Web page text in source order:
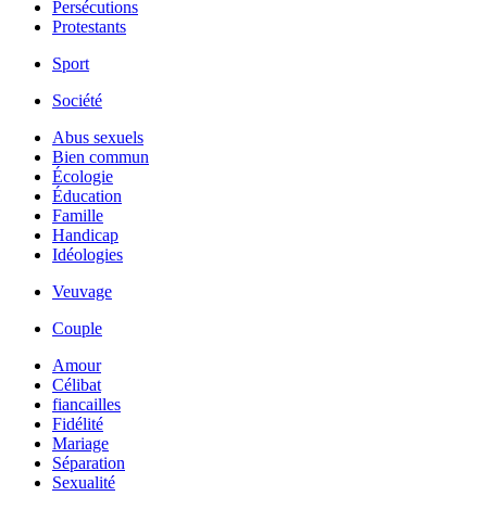
Persécutions
Protestants
Sport
Société
Abus sexuels
Bien commun
Écologie
Éducation
Famille
Handicap
Idéologies
Veuvage
Couple
Amour
Célibat
fiancailles
Fidélité
Mariage
Séparation
Sexualité